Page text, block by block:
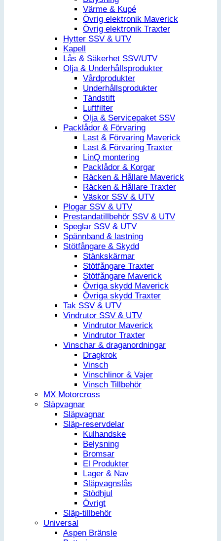
Värme & Kupé
Övrig elektronik Maverick
Övrig elektronik Traxter
Hytter SSV & UTV
Kapell
Lås & Säkerhet SSV/UTV
Olja & Underhållsprodukter
Vårdprodukter
Underhållsprodukter
Tändstift
Luftfilter
Olja & Servicepaket SSV
Packlådor & Förvaring
Last & Förvaring Maverick
Last & Förvaring Traxter
LinQ montering
Packlådor & Korgar
Räcken & Hållare Maverick
Räcken & Hållare Traxter
Väskor SSV & UTV
Plogar SSV & UTV
Prestandatillbehör SSV & UTV
Speglar SSV & UTV
Spännband & lastning
Stötfångare & Skydd
Stänkskärmar
Stötfångare Traxter
Stötfångare Maverick
Övriga skydd Maverick
Övriga skydd Traxter
Tak SSV & UTV
Vindrutor SSV & UTV
Vindrutor Maverick
Vindrutor Traxter
Vinschar & draganordningar
Dragkrok
Vinsch
Vinschlinor & Vajer
Vinsch Tillbehör
MX Motorcross
Släpvagnar
Släpvagnar
Släp-reservdelar
Kulhandske
Belysning
Bromsar
El Produkter
Lager & Nav
Släpvagnslås
Stödhjul
Övrigt
Släp-tillbehör
Universal
Aspen Bränsle